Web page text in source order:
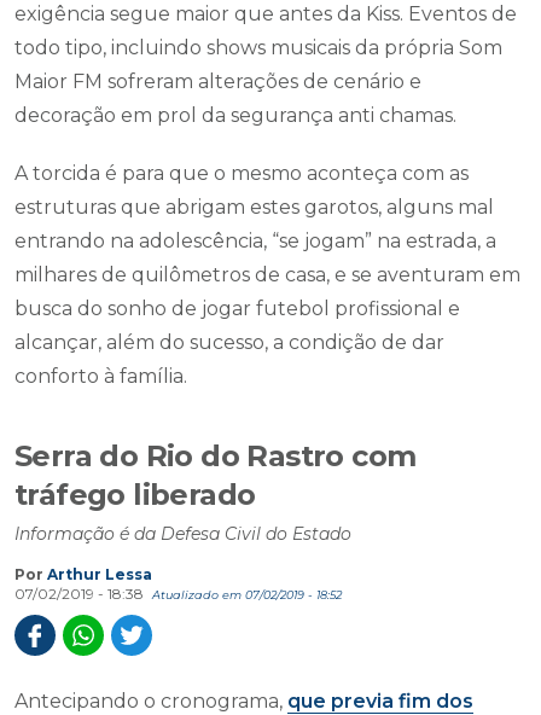
exigência segue maior que antes da Kiss. Eventos de
todo tipo, incluindo shows musicais da própria Som
Maior FM sofreram alterações de cenário e
decoração em prol da segurança anti chamas.
A torcida é para que o mesmo aconteça com as
estruturas que abrigam estes garotos, alguns mal
entrando na adolescência, “se jogam” na estrada, a
milhares de quilômetros de casa, e se aventuram em
busca do sonho de jogar futebol profissional e
alcançar, além do sucesso, a condição de dar
conforto à família.
Serra do Rio do Rastro com
tráfego liberado
Informação é da Defesa Civil do Estado
Por Arthur Lessa
07/02/2019 - 18:38
Atualizado em 07/02/2019 - 18:52
Antecipando o cronograma, que previa fim dos